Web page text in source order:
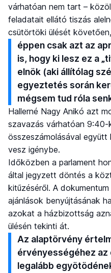
várhatóan nem tart –
feladatait ellátó tiszás
csütörtöki ülését követően,
éppen csak azt az
is, hogy ki lesz ez a
elnök (aki állítólag
egyeztetés során
mégsem tud róla
Hallerné Nagy Anikó azt
szavazás várhatóan
összeszámolásával együtt
vesz igénybe.
Időközben a parlament
által jegyzett döntés a
kitűzéséről. A
ajánlások benyújtásának
azokat a házbizottság
ülésén tekinti át.
Az alaptörvény
érvényességéhez
legalább